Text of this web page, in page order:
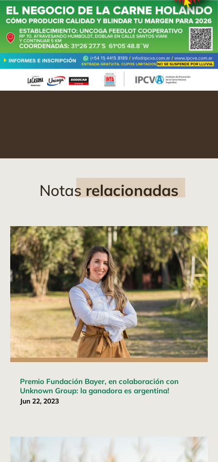
Notas relacionadas
Premio Fundación Bayer, en colaboración con
Unknown Group: la ganadora es argentina!
Jun 22, 2023